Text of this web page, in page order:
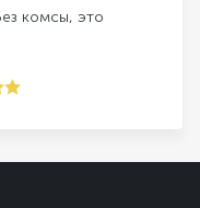
комсы, это